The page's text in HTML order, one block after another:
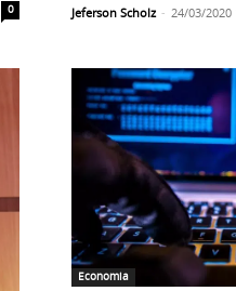
0 Jeferson Scholz - 24/03/2020
Economia